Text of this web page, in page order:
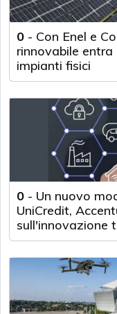
0 - Con Enel e
rinnovabile
impianti fisici
0 - Un nuovo
UniCredit,
sull'innovazione